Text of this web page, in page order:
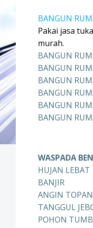
BANGUN
Pakai jasa
murah.
BANGUN
BANGUN
BANGUN
BANGUN
BANGUN
BANGUN
WASPADA
HUJAN LEBAT
BANJIR
ANGIN TOPAN
TANGGUL
POHON